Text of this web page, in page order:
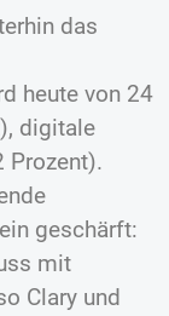
das
heute von 24
digitale
Prozent).
geschärft:
mit
Clary und